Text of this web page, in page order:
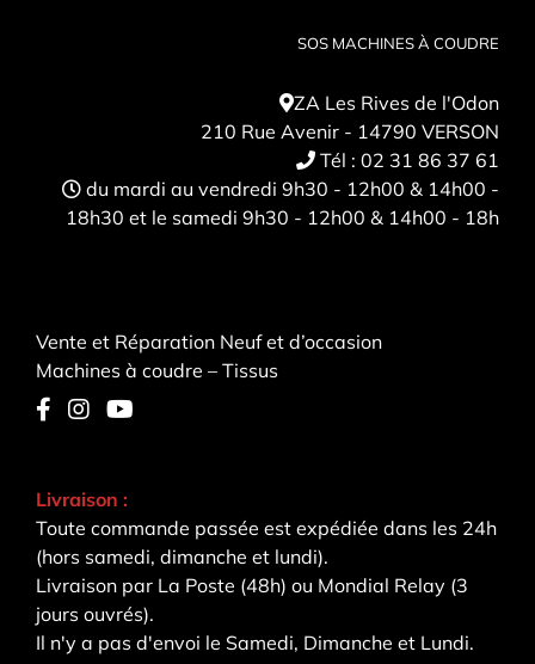
SOS MACHINES À COUDRE
ZA Les Rives de l'Odon
210 Rue Avenir - 14790 VERSON
Tél : 02 31 86 37 61
du mardi au vendredi 9h30 - 12h00 & 14h00 -
18h30 et le samedi 9h30 - 12h00 & 14h00 - 18h
Vente et Réparation Neuf et d’occasion
Machines à coudre – Tissus
Livraison :
Toute commande passée est expédiée dans les 24h
(hors samedi, dimanche et lundi).
Livraison par La Poste (48h) ou Mondial Relay (3
jours ouvrés).
Il n'y a pas d'envoi le Samedi, Dimanche et Lundi.